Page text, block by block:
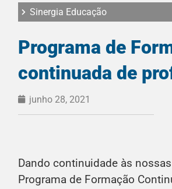
Sinergia Educação
Programa de
continuada de
junho 28, 2021
Dando continuidade às
Programa de Formação